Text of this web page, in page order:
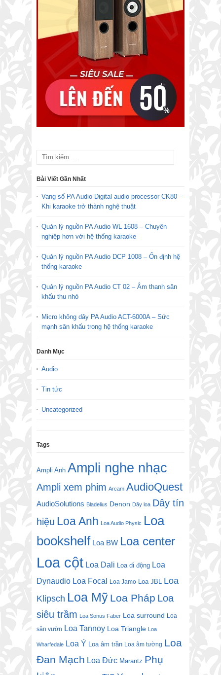
Bài Viết Gần Nhất
Vang số PA Audio Digital audio processor CK80 –
Khi karaoke trở thành nghệ thuật
Quản lý nguồn PA Audio WL 1608 – Chuyên
nghiệp hơn với hệ thống karaoke
Quản lý nguồn PA Audio DCP 1008 – Ổn định hệ
thống karaoke
Quản lý nguồn PA Audio CT 02 – Âm thanh sân
khấu thu nhỏ
Micro không dây PA Audio ACT-6000A – Sức
mạnh sân khấu trong hệ thống karaoke
Danh Mục
Audio
Tin tức
Uncategorized
Tags
Ampli Anh Ampli nghe nhạc
Ampli xem phim Arcam AudioQuest
AudioSolutions Bladelius Denon Dây loa Dây tín
hiệu Loa Anh Loa Audio Physic Loa
bookshelf Loa BW Loa center
Loa cột Loa Dali Loa di động Loa
Dynaudio Loa Focal Loa Jamo Loa JBL Loa
Klipsch Loa Mỹ Loa Pháp Loa
siêu trầm Loa Sonus Faber Loa surround Loa
sân vườn Loa Tannoy Loa Triangle Loa
Wharfedale Loa Ý Loa âm trần Loa âm tường Loa
Đan Mạch Loa Đức Marantz Phụ